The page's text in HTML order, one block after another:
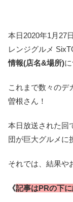
本日2020年1月27
レンジグルメ
情報(店名&場所)
これまで数々のデ
曽根さん！
本日放送された回
団が巨大グルメに
それでは、結果や
《記事はPRの下